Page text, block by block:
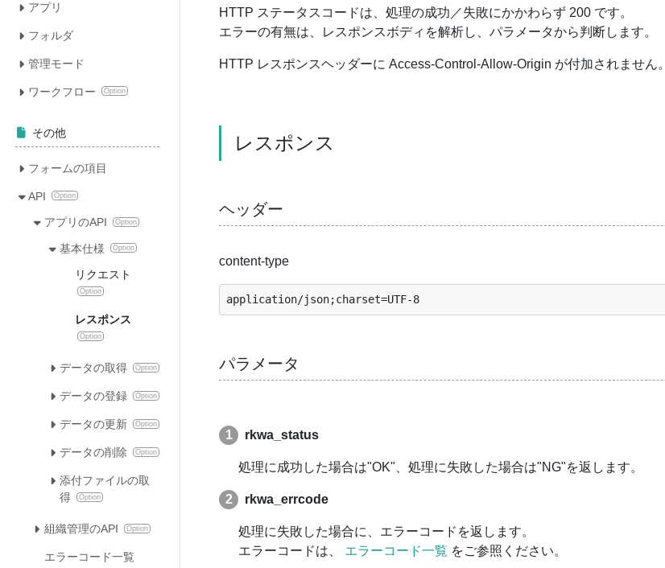
アプリ
フォルダ
管理モード
ワークフロー Option
その他
フォームの項目
API Option
アプリのAPI Option
基本仕様 Option
リクエスト
Option
レスポンス
Option
データの取得 Option
データの登録 Option
データの更新 Option
データの削除 Option
添付ファイルの取
得
Option
組織管理のAPI Option
エラーコード一覧
HTTP ステータスコードは、処理の成功／失敗にかかわらず 200 です。
エラーの有無は、レスポンスボディを解析し、パラメータから判断します。
HTTP レスポンスヘッダーに Access-Control-Allow-Origin が付加されません。
レスポンス
ヘッダー
content-type
パラメータ
rkwa_status
処理に成功した場合は"OK"、処理に失敗した場合は"NG"を返します。
rkwa_errcode
処理に失敗した場合に、エラーコードを返します。
エラーコードは、 エラーコード一覧 をご参照ください。